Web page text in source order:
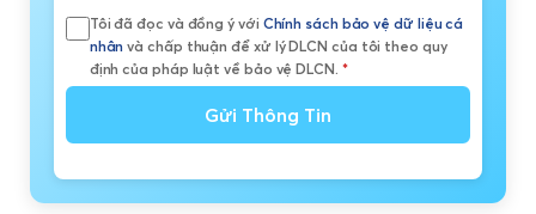
Tôi đã đọc và đồng ý với Chính sách bảo vệ dữ liệu cá
nhân và chấp thuận để xử lý DLCN của tôi theo quy
định của pháp luật về bảo vệ DLCN. *
Gửi Thông Tin